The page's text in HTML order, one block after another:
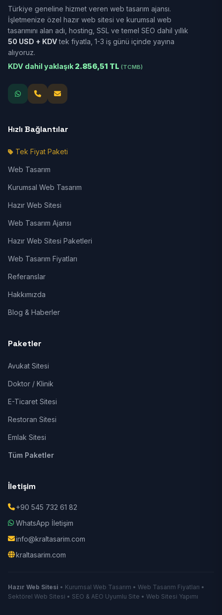
Türkiye geneline hizmet veren web tasarım ajansı.
İşletmenize özel hazır web sitesi ve kurumsal web
tasarımını alan adı, hosting, SSL ve temel SEO dahil yıllık
50 USD + KDVtek fiyatla, 1-3 iş günü içinde yayına
alıyoruz.
KDV dahil yaklaşık 2.856,51 TL (TCMB)
Hızlı Bağlantılar
Tek Fiyat Paketi
Web Tasarım
Kurumsal Web Tasarım
Hazır Web Sitesi
Web Tasarım Ajansı
Hazır Web Sitesi Paketleri
Web Tasarım Fiyatları
Referanslar
Hakkımızda
Blog & Haberler
Paketler
Avukat Sitesi
Doktor / Klinik
E-Ticaret Sitesi
Restoran Sitesi
Emlak Sitesi
Tüm Paketler
İletişim
+90 545 732 61 82
WhatsApp İletişim
info@kraltasarim.com
kraltasarim.com
Hazır Web Sitesi • Kurumsal Web Tasarım • Web Tasarım Fiyatları •
Sektörel Web Sitesi • SEO & AEO Uyumlu Site • Web Sitesi Yapımı